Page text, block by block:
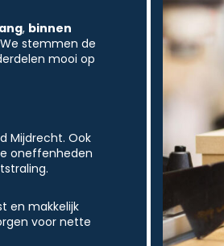
, binnen
stemmen de
mooi op
Mijdrecht. Ook
oneffenheden
en makkelijk
voor nette